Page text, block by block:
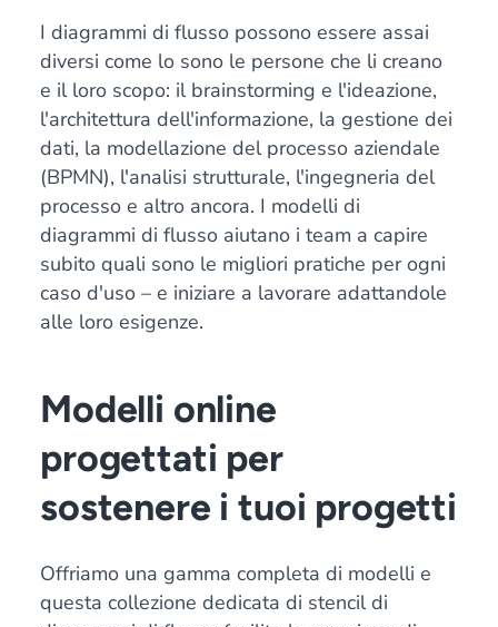
I diagrammi di flusso possono essere assai
diversi come lo sono le persone che li creano
e il loro scopo: il brainstorming e l'ideazione,
l'architettura dell'informazione, la gestione dei
dati, la modellazione del processo aziendale
(BPMN), l'analisi strutturale, l'ingegneria del
processo e altro ancora. I modelli di
diagrammi di flusso aiutano i team a capire
subito quali sono le migliori pratiche per ogni
caso d'uso – e iniziare a lavorare adattandole
alle loro esigenze.
Modelli online
progettati per
sostenere i tuoi progetti
Offriamo una gamma completa di modelli e
questa collezione dedicata di stencil di